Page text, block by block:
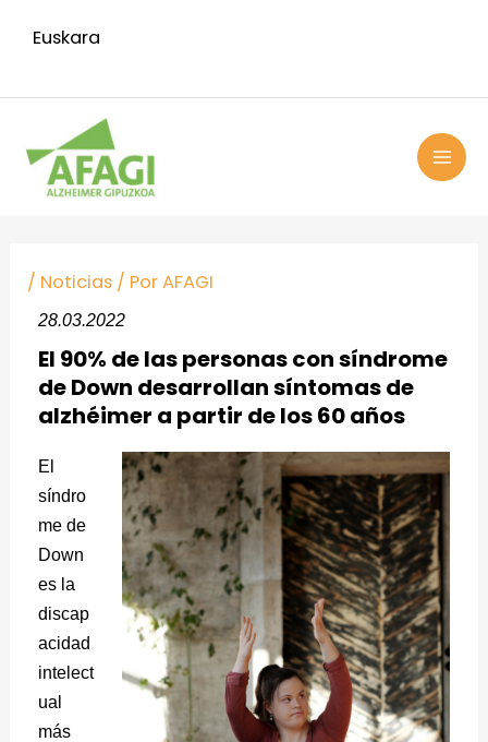
Euskara
/ Noticias / PorAFAGI
28.03.2022
El 90% de las personas con síndrome
de Down desarrollan síntomas de
alzhéimer a partir de los 60 años
El
síndro
me de
Down
es la
discap
acidad
intelect
ual
más
entradas